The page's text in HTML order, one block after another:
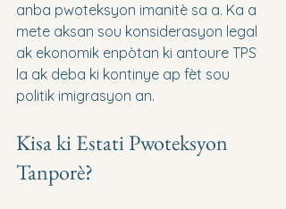
anba pwoteksyon imanitè sa a. Ka a
mete aksan sou konsiderasyon legal
ak ekonomik enpòtan ki antoure TPS
la ak deba ki kontinye ap fèt sou
politik imigrasyon an.
Kisa ki Estati Pwoteksyon
Tanporè?